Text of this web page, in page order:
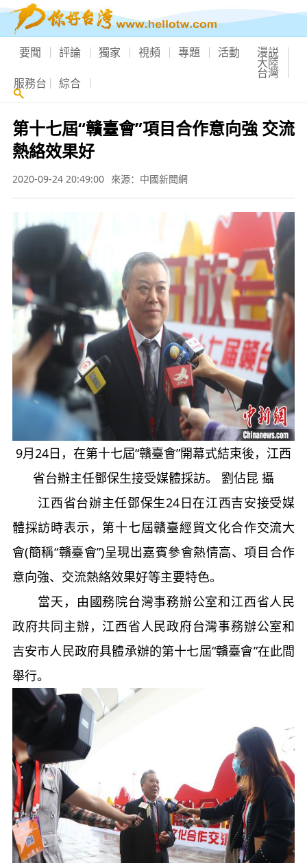
要聞 評論 獨家 視頻 專題 活動 漫説
大陸
台灣
服務台 綜合
第十七屆“贛臺會”項目合作意向強 交流
熱絡效果好
2020-09-24 20:49:00 來源：中國新聞網
9月24日，在第十七屆“贛臺會”開幕式結束後，江西
省台辦主任鄧保生接受媒體採訪。 劉佔昆 攝
江西省台辦主任鄧保生24日在江西吉安接受媒
體採訪時表示，第十七屆贛臺經貿文化合作交流大
會(簡稱“贛臺會”)呈現出嘉賓參會熱情高、項目合作
意向強、交流熱絡效果好等主要特色。
當天，由國務院台灣事務辦公室和江西省人民
政府共同主辦，江西省人民政府台灣事務辦公室和
吉安市人民政府具體承辦的第十七屆“贛臺會”在此間
舉行。